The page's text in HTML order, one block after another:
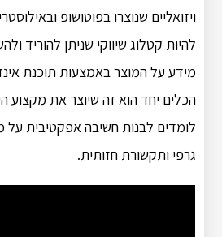
ויזואליים שנוצרו בפוטושופ
להיות קטלוג שיווקי שניתן להוריד
מידע על המוצר באמצעות תוכנת
הכלים יחד הוא זה שיוצר את מקצוע
לומדים לבנות חשיבה אפקטיבית על
גרפי ותקשורת חזותית.